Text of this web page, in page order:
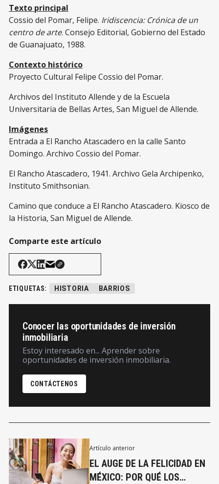
Texto principal
Cossio del Pomar, Felipe. Iridiscencia: Crónica de un
centro de arte. Consejo Editorial, Gobierno del Estado
de Guanajuato, 1988.
Contexto histórico
Proyecto Cultural Felipe Cossio del Pomar.
Archivos del Instituto Allende y de la Escuela
Universitaria de Bellas Artes, San Miguel de Allende.
Imágenes
Entrada a El Rancho Atascadero en la calle Santo
Domingo. Archivo Cossio del Pomar.
El Rancho Atascadero, 1941. Archivo Gela Archipenko,
Instituto Smithsonian.
Camino que conduce a El Rancho Atascadero. Kiosco de
la Historia, San Miguel de Allende.
Comparte este artículo
ETIQUETAS: HISTORIA BARRIOS
Conocer las oportunidades de inversión
inmobiliaria
Estoy interesado en... Aprender sobre
oportunidades de inversión inmobiliaria.
CONTÁCTENOS
Artículo anterior
EL AUGE DE LA FELICIDAD EN
MÉXICO: POR QUÉ LOS